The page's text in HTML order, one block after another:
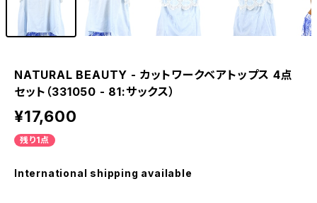
NATURAL BEAUTY - カットワークベアトップス 4点
セット（331050 - 81:サックス）
¥17,600
残り1点
International shipping available